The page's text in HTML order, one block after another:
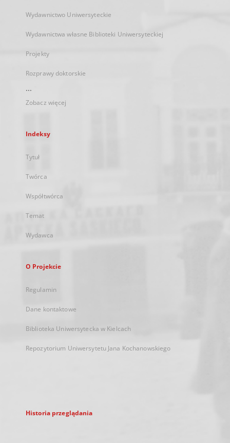
Wydawnictwo Uniwersyteckie
Wydawnictwa własne Biblioteki Uniwersyteckiej
Projekty
Rozprawy doktorskie
...
Zobacz więcej
Indeksy
Tytuł
Twórca
Współtwórca
Temat
Wydawca
O Projekcie
Regulamin
Dane kontaktowe
Biblioteka Uniwersytecka w Kielcach
Repozytorium Uniwersytetu Jana Kochanowskiego
Historia przeglądania